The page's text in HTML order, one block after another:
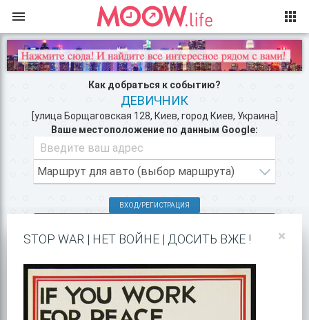
Как добраться к событию?
ДЕВИЧНИК
[улица Борщаговская 128, Киев, город Киев, Украина]
Ваше местоположение по данным Google:
ВХОД/РЕГИСТРАЦИЯ
АФИША КОНЦЕРТОВ >>
ПОКАЗАТЬ НА GOOGLE MAPS!
×
STOP WAR | НЕТ ВОЙНЕ | ДОСИТЬ ВЖЕ !